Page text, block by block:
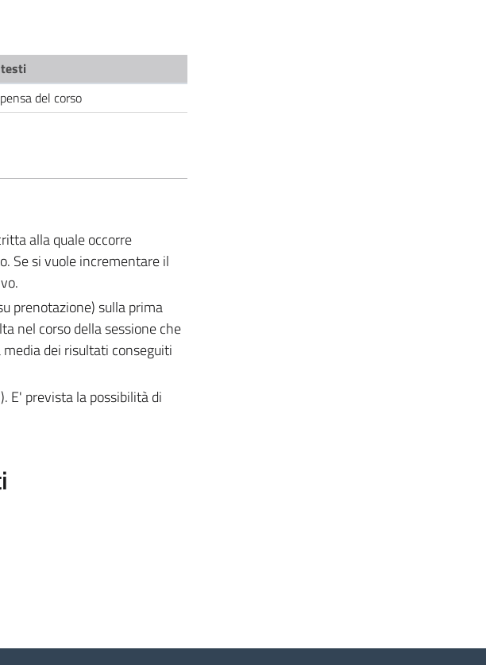
del corso
alla quale occorre
Se si vuole incrementare il
prenotazione) sulla prima
nel corso della sessione che
dei risultati conseguiti
E' prevista la possibilità di